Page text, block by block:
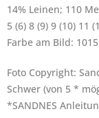
14% Leinen; 110
5 (6) 8 (9) 9 (10) 11
Farbe am Bild:
Foto Copyright:
Schwer (von 5 *
*SANDNES